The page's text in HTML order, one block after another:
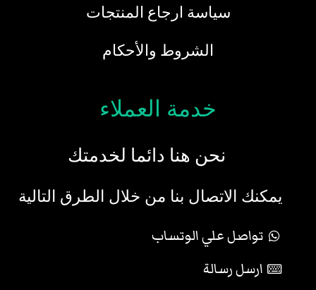
سياسة ارجاع المنتجات
الشروط والأحكام
خدمة العملاء
نحن هنا دائما لخدمتك
يمكنك الاتصال بنا من خلال الطرق التالية
تواصل علي الوتساب
ارسل رسالة